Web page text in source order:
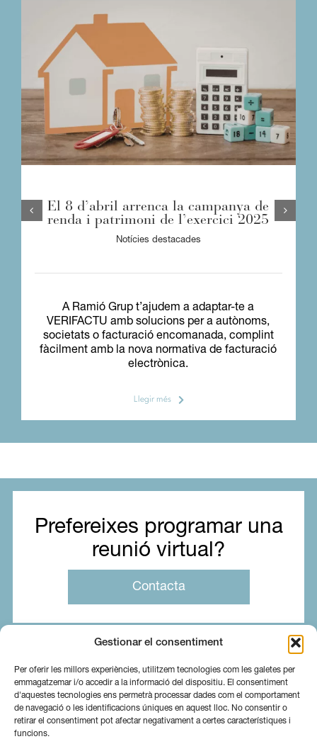
Gestionar el consentiment
Per oferir les millors experiències, utilitzem tecnologies com les galetes per
emmagatzemar i/o accedir a la informació del dispositiu. El consentiment
d'aquestes tecnologies ens permetrà processar dades com el comportament
de navegació o les identificacions úniques en aquest lloc. No consentir o
retirar el consentiment pot afectar negativament a certes característiques i
funcions.
El 8 d’abril arrenca la campanya de
renda i patrimoni de l’exercici 2025
Notícies destacades
A Ramió Grup t’ajudem a adaptar-te a
VERIFACTU amb solucions per a autònoms,
societats o facturació encomanada, complint
fàcilment amb la nova normativa de facturació
electrònica.
Llegir més
Prefereixes programar una
reunió virtual?
Contacta